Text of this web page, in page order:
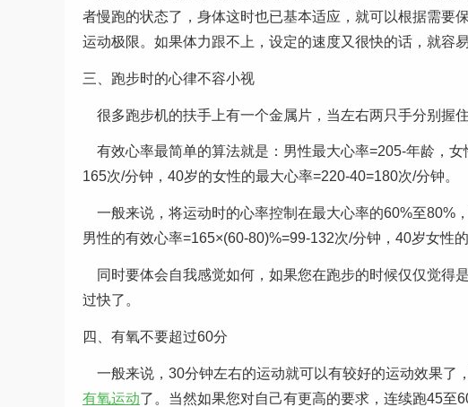
者慢跑的状态了，身体这时也已基本适应，就可以根据需要
运动极限。如果体力跟不上，设定的速度又很快的话，就容易
三、跑步时的心律不容小视
很多跑步机的扶手上有一个金属片，当左右两只手分别握
有效心率最简单的算法就是：男性最大心率=205-年龄，
165次/分钟，40岁的女性的最大心率=220-40=180次/分钟。
一般来说，将运动时的心率控制在最大心率的60%至80%
男性的有效心率=165×(60-80)%=99-132次/分钟，40岁女性
同时要体会自我感觉如何，如果您在跑步的时候仅仅觉得
过快了。
四、有氧不要超过60分
一般来说，30分钟左右的运动就可以有较好的运动效果了
有氧运动了。当然如果您对自己有更高的要求，连续跑45至